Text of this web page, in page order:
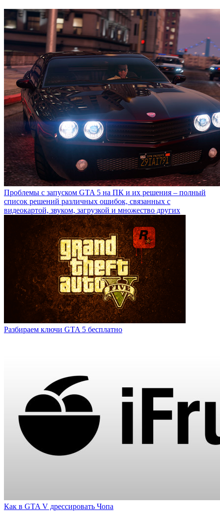
Проблемы с запуском GTA 5 на ПК и их решения – полный
список решений различных ошибок, связанных с
видеокартой, звуком, загрузкой и множество других
Разбираем ключи GTA 5 бесплатно
Как в GTA V дрессировать Чопа